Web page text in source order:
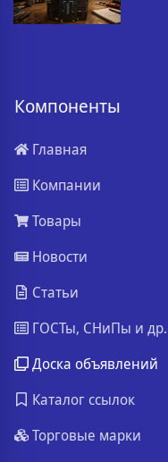
Компоненты
Главная
Компании
Товары
Новости
Статьи
ГОСТы, СНиПы и др.
Доска объявлений
Каталог ссылок
Торговые марки